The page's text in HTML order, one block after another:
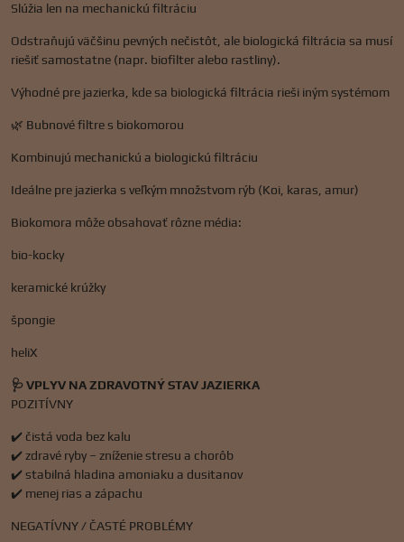
Slúžia len na mechanickú filtráciu
Odstraňujú väčšinu pevných nečistôt, ale biologická filtrácia sa musí
riešiť samostatne (napr. biofilter alebo rastliny).
Výhodné pre jazierka, kde sa biologická filtrácia rieši iným systémom
🌿 Bubnové filtre s biokomorou
Kombinujú mechanickú a biologickú filtráciu
Ideálne pre jazierka s veľkým množstvom rýb (Koi, karas, amur)
Biokomora môže obsahovať rôzne média:
bio-kocky
keramické krúžky
špongie
heliX
🩺 VPLYV NA ZDRAVOTNÝ STAV JAZIERKA
POZITÍVNY
✔️ čistá voda bez kalu
✔️ zdravé ryby – zníženie stresu a chorôb
✔️ stabilná hladina amoniaku a dusitanov
✔️ menej rias a zápachu
NEGATÍVNY / ČASTÉ PROBLÉMY